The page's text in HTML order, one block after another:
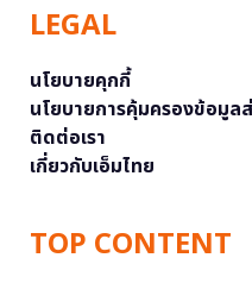
LEGAL
นโยบายคุกกี้
นโยบายการคุ้มครองข้อมูล
ติดต่อเรา
เกี่ยวกับเอ็มไทย
TOP CONTENT